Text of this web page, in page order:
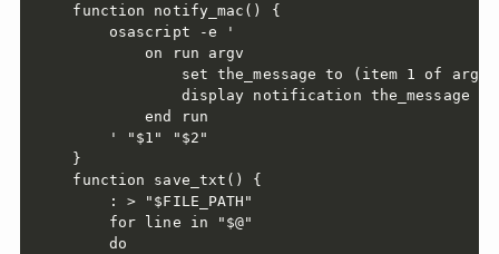
function notify_mac() {
    osascript -e '
        on run argv
set the_message to (item 1 of
display notification the_message
        end run
    ' "$1" "$2"
}
function save_txt() {
    : > "$FILE_PATH"
    for line in "$@"
    do